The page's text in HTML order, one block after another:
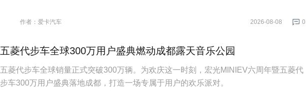
作者：爱卡汽车 0
2026-08-08
五菱代步车全球300万用户盛典燃动成都露天音乐公园
五菱代步车全球销量正式突破300万辆。为欢庆这一时刻，宏光MINIEV六周年暨五菱代
步车300万用户盛典落地成都，打造一场专属于用户的欢乐派对。